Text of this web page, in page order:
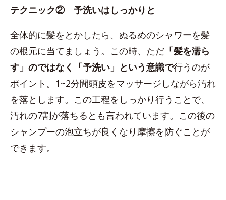
テクニック② 予洗いはしっかりと
全体的に髪をとかしたら、ぬるめのシャワーを髪
の根元に当てましょう。この時、ただ 「髪を濡ら
す」のではなく「予洗い」という意識で行うのが
ポイント。1~2分間頭皮をマッサージしながら汚れ
を落とします。この工程をしっかり行うことで、
汚れの7割が落ちるとも言われています。この後の
シャンプーの泡立ちが良くなり摩擦を防ぐことが
できます。